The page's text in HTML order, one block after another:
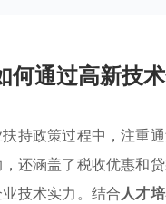
何通过高新技
持政策过程中，注重
还涵盖了税收优惠和
技术实力。结合人才